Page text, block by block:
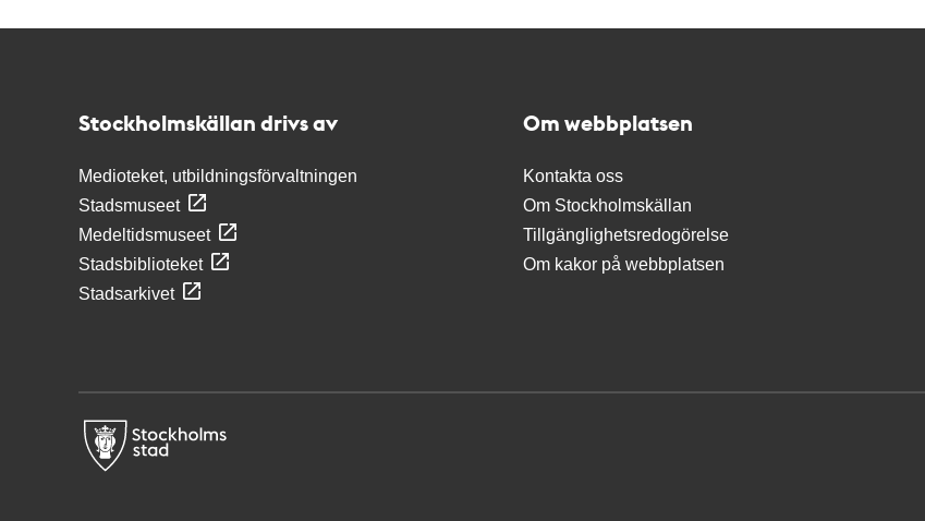
Stockholmskällan drivs av
Medioteket, utbildningsförvaltningen
Stadsmuseet
Medeltidsmuseet
Stadsbiblioteket
Stadsarkivet
Om webbplatsen
Kontakta oss
Om Stockholmskällan
Tillgänglighetsredogörelse
Om kakor på webbplatsen